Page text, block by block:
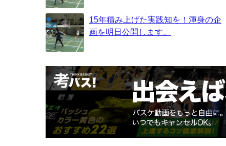
15年積み上げた実践知を！渾身の企
画を明日公開します。